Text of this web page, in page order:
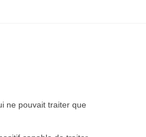
ne pouvait traiter que